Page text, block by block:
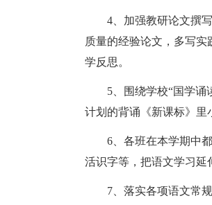
4、加强教研论文撰写
质量的经验论文，多写
学反思。
5、围绕学校“国学诵读
计划的背诵《新课标》里
6、各班在本学期中都
活识字等，把语文学习延
7、落实各项语文常规